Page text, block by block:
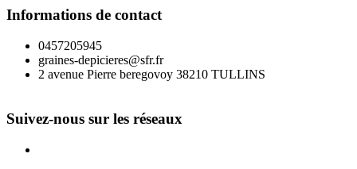
Informations de contact
0457205945
graines-depicieres@sfr.fr
2 avenue Pierre beregovoy 38210 TULLINS
Suivez-nous sur les réseaux